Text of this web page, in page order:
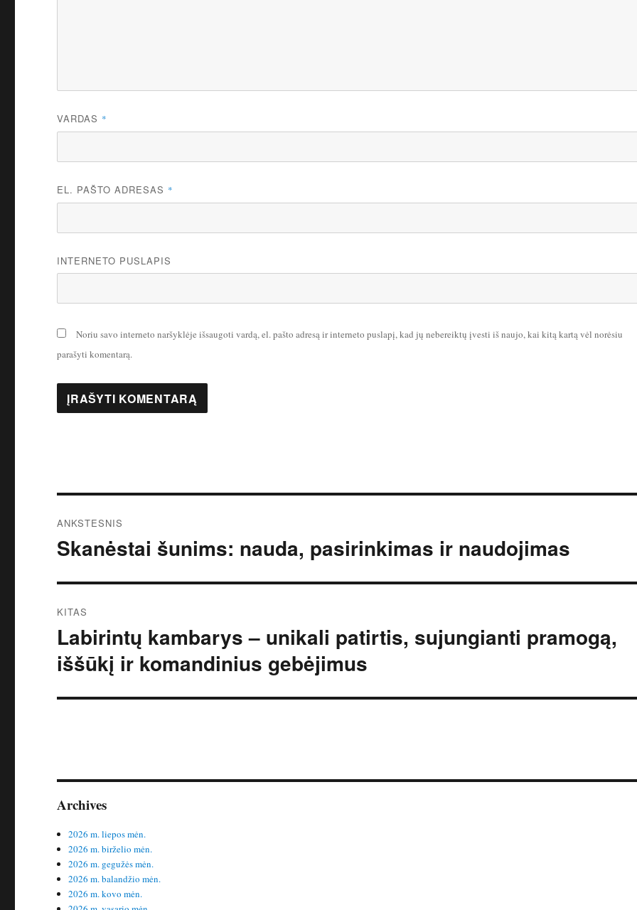
VARDAS *
EL. PAŠTO ADRESAS *
INTERNETO PUSLAPIS
Noriu savo interneto naršyklėje išsaugoti vardą, el. pašto adresą ir interneto puslapį, kad jų nebereiktų įvesti iš naujo, kai kitą kartą vėl norėsiu
parašyti komentarą.
tarp
ANKSTESNIS
Ankstesnis
Skanėstai šunims: nauda, pasirinkimas ir naudojimas
KITAS
Kitas
įrašas:
Labirintų kambarys – unikali patirtis, sujungianti pramogą,
iššūkį ir komandinius gebėjimus
Archives
2026 m. liepos mėn.
2026 m. birželio mėn.
2026 m. gegužės mėn.
2026 m. balandžio mėn.
2026 m. kovo mėn.